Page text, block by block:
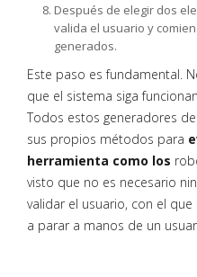
Después de elegir dos
valida el usuario y
generados.
Este paso es fundamental.
que el sistema siga
Todos estos generadores
sus propios métodos para
herramienta como los
visto que no es necesario
validar el usuario, con el
a parar a manos de un